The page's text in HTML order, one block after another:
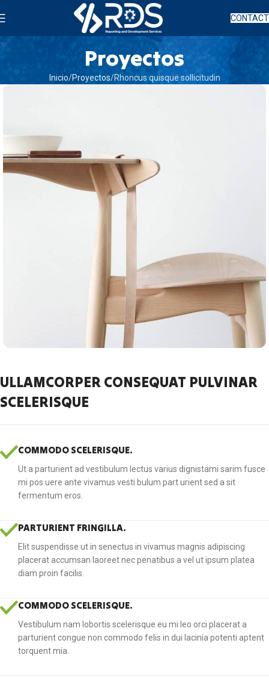
Proyectos
Inicio Proyectos Rhoncus quisque sollicitudin
ULLAMCORPER CONSEQUAT PULVINAR
SCELERISQUE
COMMODO SCELERISQUE.
Ut a parturient ad vestibulum lectus varius dignistami sarim fusce
mi pos uere ante vivamus vesti bulum part urient sed a sit
fermentum eros.
PARTURIENT FRINGILLA.
Elit suspendisse ut in senectus in vivamus magnis adipiscing
placerat accumsan laoreet nec penatibus a vel ut ipsum platea
diam proin facilis.
COMMODO SCELERISQUE.
Vestibulum nam lobortis scelerisque eu mi leo orci placerat a
parturient congue non commodo felis in dui lacinia potenti aptent
torquent mia.